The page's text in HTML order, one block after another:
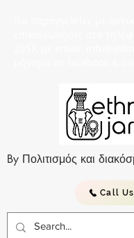
By Πολιτισμός και
Call Us